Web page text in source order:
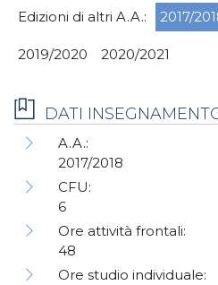
Edizioni di altri A.A.: 2017/
2019/2020 2020/2021
DATI
A.A.:
2017/2018
CFU:
6
Ore attività frontali:
48
Ore studio individuale: